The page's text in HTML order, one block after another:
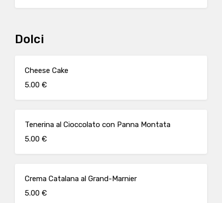
Dolci
Cheese Cake
5.00 €
Tenerina al Cioccolato con Panna Montata
5.00 €
Crema Catalana al Grand-Marnier
5.00 €